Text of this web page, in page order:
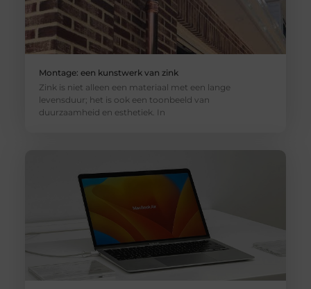
Montage: een kunstwerk van zink
Zink is niet alleen een materiaal met een lange
levensduur; het is ook een toonbeeld van
duurzaamheid en esthetiek. In